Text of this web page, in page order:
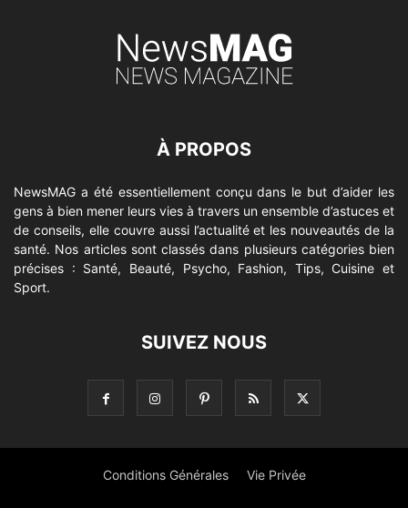
À PROPOS
NewsMAG a été essentiellement conçu dans le but d’aider les
gens à bien mener leurs vies à travers un ensemble d’astuces et
de conseils, elle couvre aussi l’actualité et les nouveautés de la
santé. Nos articles sont classés dans plusieurs catégories bien
précises : Santé, Beauté, Psycho, Fashion, Tips, Cuisine et
Sport.
SUIVEZ NOUS
Conditions Générales Vie Privée